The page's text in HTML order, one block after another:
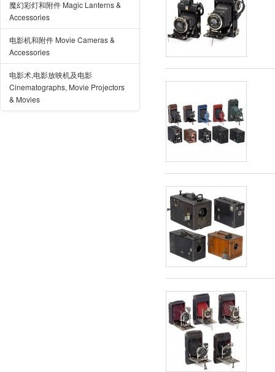
魔幻彩灯和附件 Magic Lanterns &
Accessories
电影机和附件 Movie Cameras &
Accessories
电影术,电影放映机及电影
Cinematographs, Movie Projectors
& Movies